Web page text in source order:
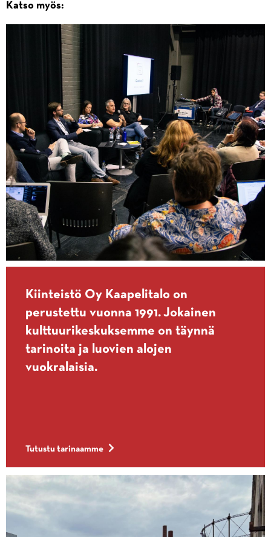
Katso myös:
Kiinteistö Oy Kaapelitalo on
perustettu vuonna 1991. Jokainen
kulttuurikeskuksemme on täynnä
tarinoita ja luovien alojen
vuokralaisia.
Tutustu tarinaamme